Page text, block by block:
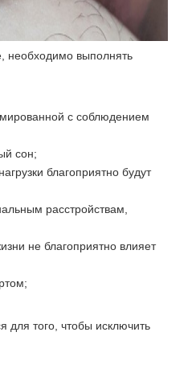
необходимо выполнять
с соблюдением
сон;
благоприятно будут
расстройствам,
не благоприятно влияет
для того, чтобы исключить